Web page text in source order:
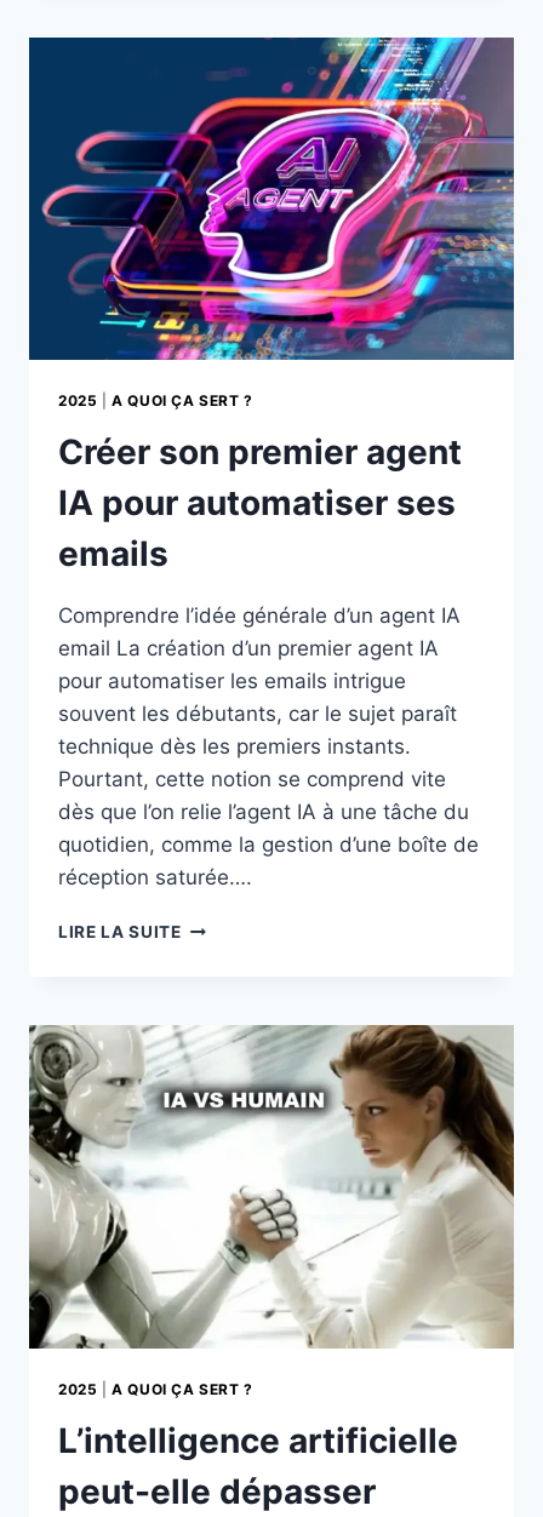
ENCORE
2026
2025 |A QUOI ÇA SERT ?
Créer son premier agent
IA pour automatiser ses
emails
Comprendre l’idée générale d’un agent IA
email La création d’un premier agent IA
pour automatiser les emails intrigue
souvent les débutants, car le sujet paraît
technique dès les premiers instants.
Pourtant, cette notion se comprend vite
dès que l’on relie l’agent IA à une tâche du
quotidien, comme la gestion d’une boîte de
réception saturée….
LIRE LA SUITECRÉER
IA
POUR
AUTOMATISER
SES
EMAILS
2025 |A QUOI ÇA SERT ?
L’intelligence artificielle
peut-elle dépasser